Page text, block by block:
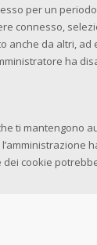
per un
connesso,
anche da altri, ad
ha
ti mantengono
cookie